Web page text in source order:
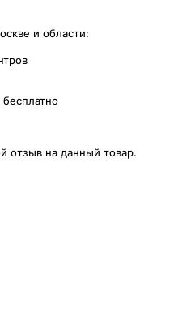
и области:
бесплатно
отзыв на данный товар.